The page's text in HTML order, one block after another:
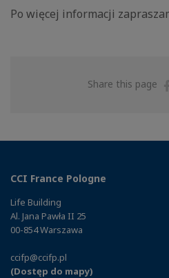
Po więcej informacji
Share this page
CCI France Pologne
Life Building
Al. Jana Pawła II 25
00-854 Warszawa
ccifp@ccifp.pl
(Dostęp do mapy)